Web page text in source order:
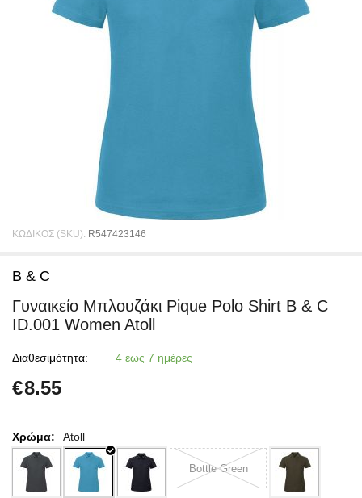
ΚΩΔΙΚΟΣ (SKU): R547423146
B & C
Γυναικείο Μπλουζάκι Pique Polo Shirt B & C
ID.001 Women Atoll
Διαθεσιμότητα: 4 εως 7 ημέρες
€8.55
Χρώμα: Atoll
Bottle Green